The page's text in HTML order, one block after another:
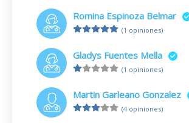
Romina Espinoza Belmar
(1 opiniones)
Gladys Fuentes Mella
(1 opiniones)
Martin Garleano Gonzalez
(4 opiniones)